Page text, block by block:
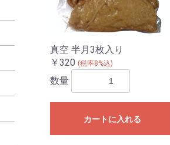
真空 半月3枚入り
￥320 (税率8%込)
数量
カートに入れる